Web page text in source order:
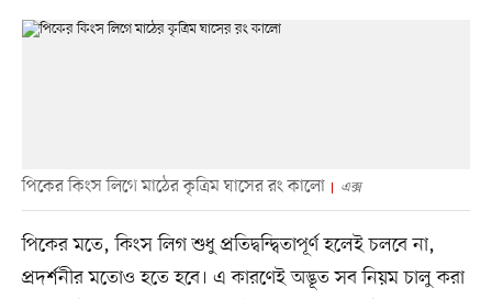
পিকের কিংস লিগে মাঠের কৃত্রিম ঘাসের রং কালো এক্স
পিকের মতে, কিংস লিগ শুধু প্রতিদ্বন্দ্বিতাপূর্ণ হলেই চলবে না,
প্রদর্শনীর মতোও হতে হবে। এ কারণেই অদ্ভূত সব নিয়ম চালু করা